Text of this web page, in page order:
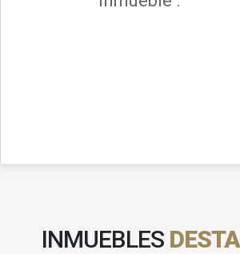
INMUEBLES